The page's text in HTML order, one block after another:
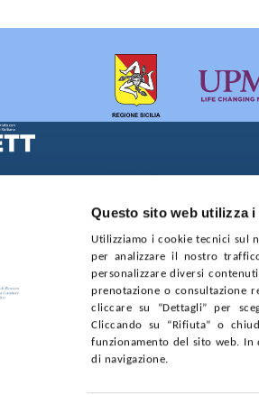
Questo sito web utilizza i
Utilizziamo i cookie tecnici sul
per analizzare il nostro
personalizzare diversi
prenotazione o consultazione
cliccare su “Dettagli” per
Cliccando su “Rifiuta” o
funzionamento del sito web. In
di navigazione.
sui progetti nei quali
Sede Sociale:
Ufficio Registro delle
WHISTLEBLOWINGGARE E